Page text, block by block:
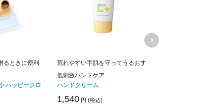
るときに便利
ハッピークロ
荒れやすい手肌を守ってうるおす
低刺激ハンドケア
ハンドクリーム
1,540 円 (税込)